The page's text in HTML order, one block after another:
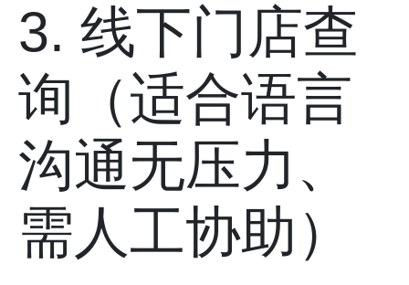
3. 线下门店查
询（适合语言
沟通无压力、
需人工协助）